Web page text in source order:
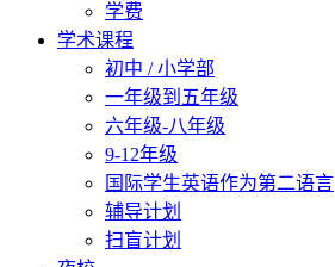
学费
学术课程
初中 / 小学部
一年级到五年级
六年级-八年级
9-12年级
国际学生英语作为第二语言
辅导计划
扫盲计划